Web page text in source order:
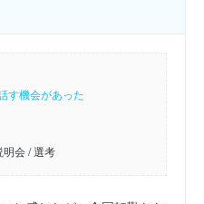
す機会があった
明会/ 選考